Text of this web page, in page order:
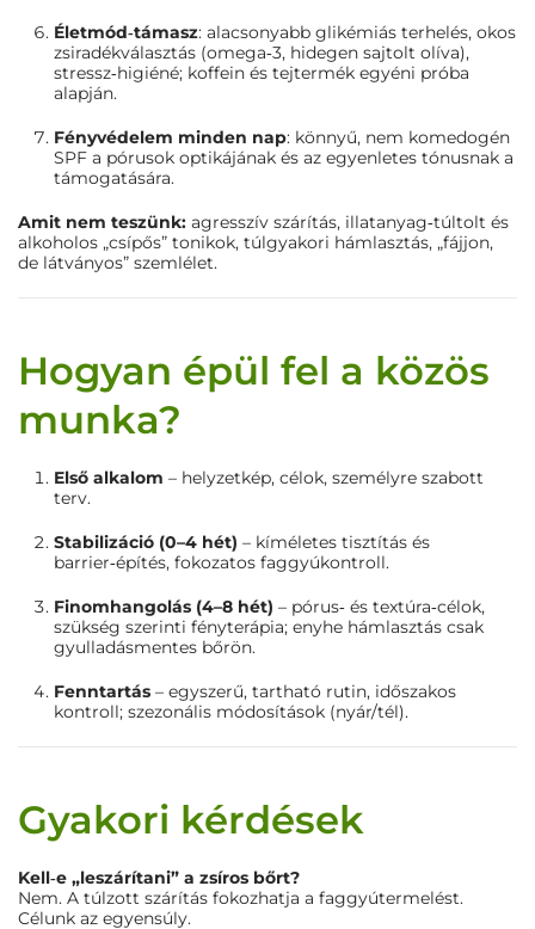
Életmód‑támasz: alacsonyabb glikémiás terhelés, okos
zsiradékválasztás (omega‑3, hidegen sajtolt olíva),
stressz‑higiéné; koffein és tejtermék egyéni próba
alapján.
Fényvédelem minden nap: könnyű, nem komedogén
SPF a pórusok optikájának és az egyenletes tónusnak a
támogatására.
Amit nem teszünk: agresszív szárítás, illatanyag‑túltolt és
alkoholos „csípős” tonikok, túlgyakori hámlasztás, „fájjon,
de látványos” szemlélet.
Hogyan épül fel a közös
munka?
Első alkalom – helyzetkép, célok, személyre szabott
terv.
Stabilizáció (0–4 hét) – kíméletes tisztítás és
barrier‑építés, fokozatos faggyúkontroll.
Finomhangolás (4–8 hét) – pórus‑ és textúra‑célok,
szükség szerinti fényterápia; enyhe hámlasztás csak
gyulladásmentes bőrön.
Fenntartás – egyszerű, tartható rutin, időszakos
kontroll; szezonális módosítások (nyár/tél).
Gyakori kérdések
Kell‑e „leszárítani” a zsíros bőrt?
Nem. A túlzott szárítás fokozhatja a faggyútermelést.
Célunk az egyensúly.